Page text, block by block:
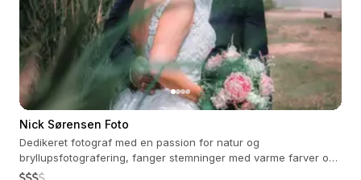
Nick Sørensen Foto
Dedikeret fotograf med en passion for natur og
bryllupsfotografering, fanger stemninger med varme farver og
ægte følelser.